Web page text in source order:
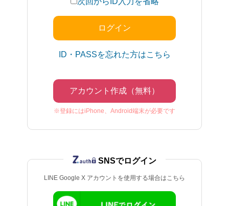
ID・PASSを忘れた方はこちら
アカウント作成（無料）
※登録にはiPhone、Android端末が必要です
LINE Google X アカウントを使用する場合はこちら
SNSでログイン